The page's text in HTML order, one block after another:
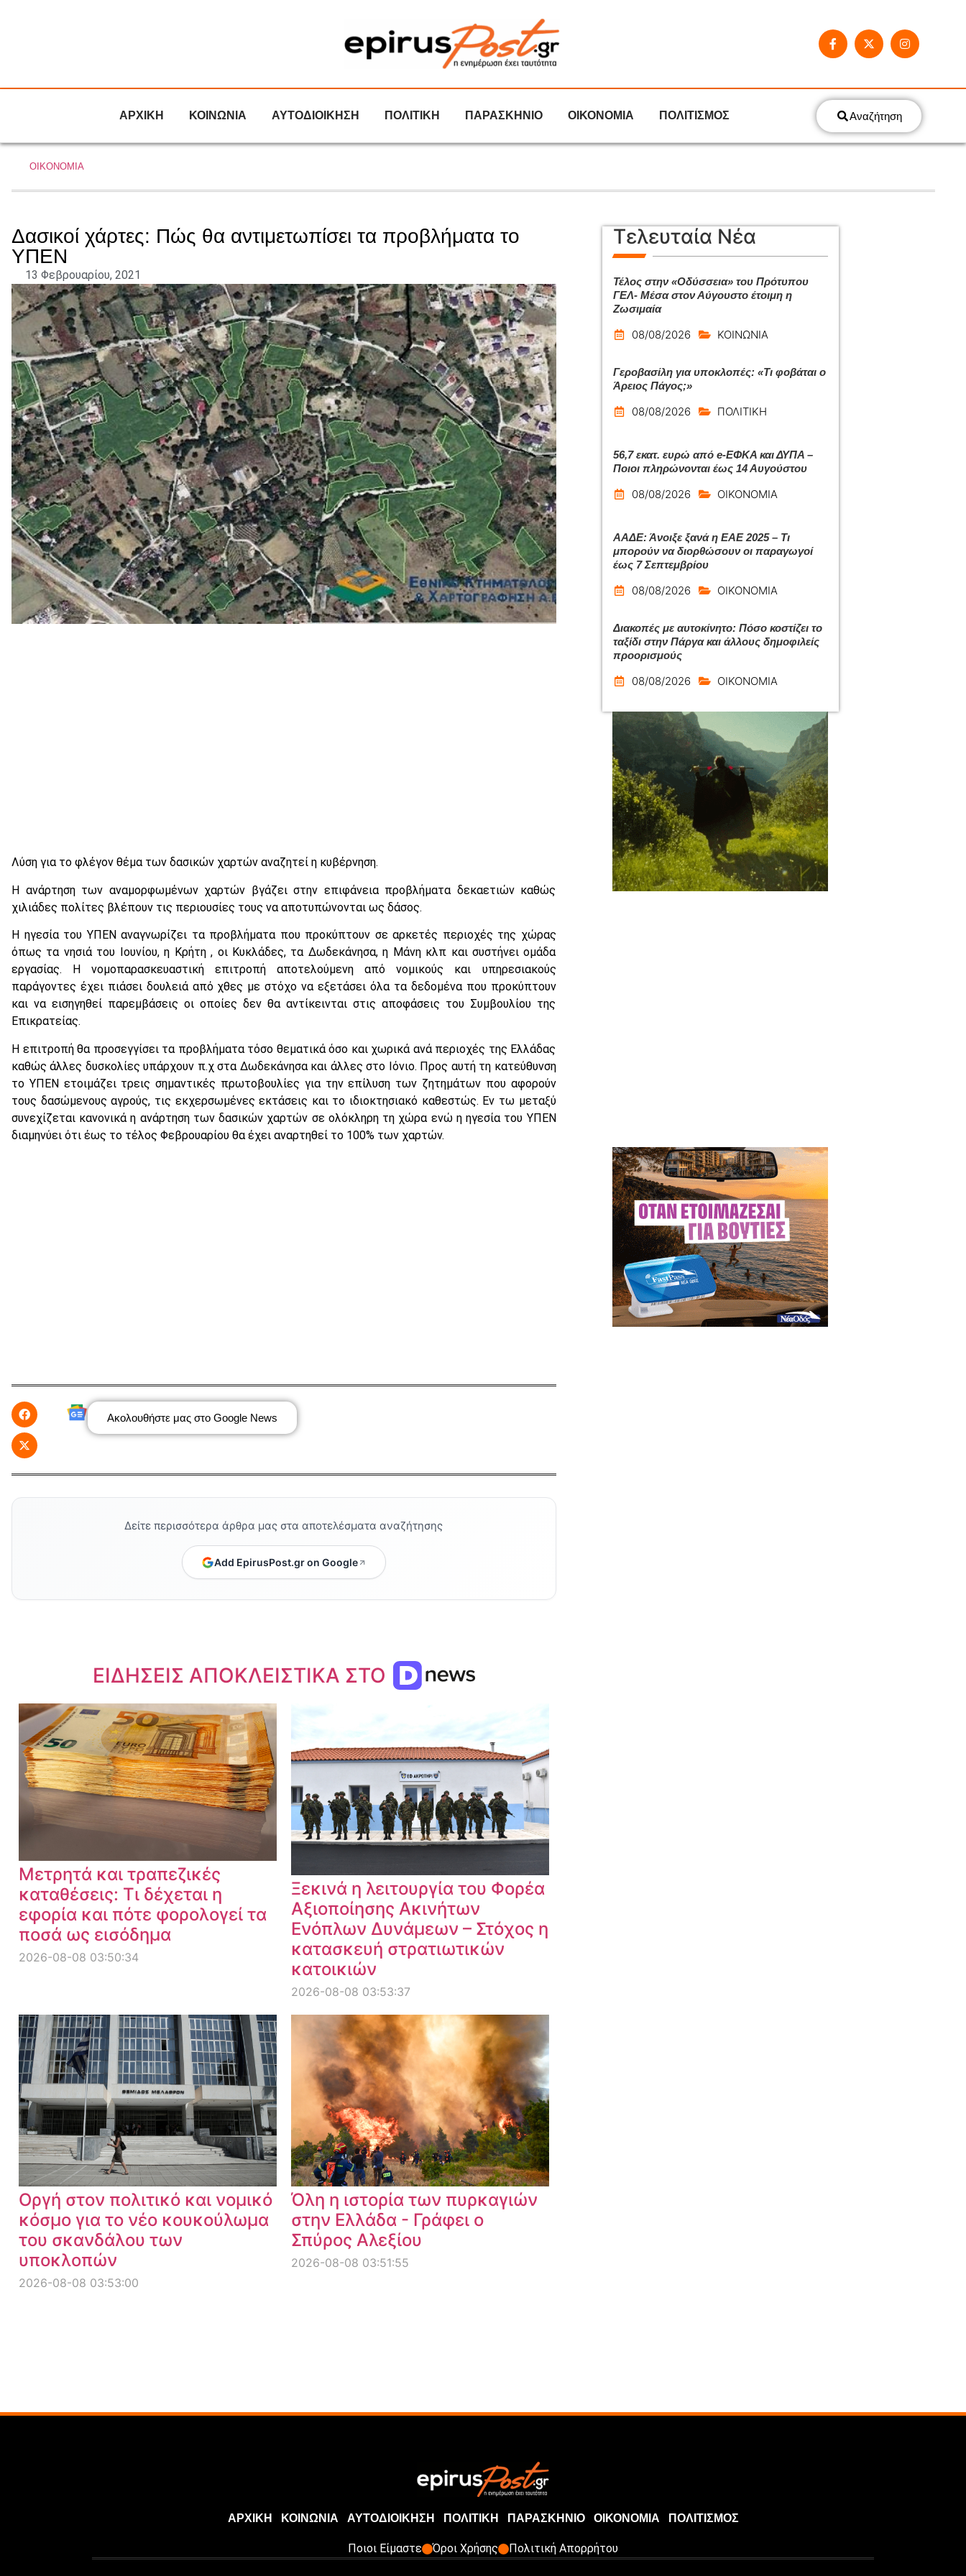
ΑΡΧΙΚΗ ΚΟΙΝΩΝΙΑ ΑΥΤΟΔΙΟΙΚΗΣΗ ΠΟΛΙΤΙΚΗ ΠΑΡΑΣΚΗΝΙΟ ΟΙΚΟΝΟΜΙΑ ΠΟΛΙΤΙΣΜΟΣ Αναζήτηση
ΟΙΚΟΝΟΜΙΑ
Δασικοί χάρτες: Πώς θα αντιμετωπίσει τα προβλήματα το
ΥΠΕΝ
13 Φεβρουαρίου, 2021
Λύση για το φλέγον θέμα των δασικών χαρτών αναζητεί η κυβέρνηση.
Η ανάρτηση των αναμορφωμένων χαρτών βγάζει στην επιφάνεια προβλήματα δεκαετιών καθώς
χιλιάδες πολίτες βλέπουν τις περιουσίες τους να αποτυπώνονται ως δάσος.
Η ηγεσία του ΥΠΕΝ αναγνωρίζει τα προβλήματα που προκύπτουν σε αρκετές περιοχές της χώρας
όπως τα νησιά του Ιουνίου, η Κρήτη , οι Κυκλάδες, τα Δωδεκάνησα, η Μάνη κλπ και συστήνει ομάδα
εργασίας. Η νομοπαρασκευαστική επιτροπή αποτελούμενη από νομικούς και υπηρεσιακούς
παράγοντες έχει πιάσει δουλειά από χθες με στόχο να εξετάσει όλα τα δεδομένα που προκύπτουν
και να εισηγηθεί παρεμβάσεις οι οποίες δεν θα αντίκεινται στις αποφάσεις του Συμβουλίου της
Επικρατείας.
Η επιτροπή θα προσεγγίσει τα προβλήματα τόσο θεματικά όσο και χωρικά ανά περιοχές της Ελλάδας
καθώς άλλες δυσκολίες υπάρχουν π.χ στα Δωδεκάνησα και άλλες στο Ιόνιο. Προς αυτή τη κατεύθυνση
το ΥΠΕΝ ετοιμάζει τρεις σημαντικές πρωτοβουλίες για την επίλυση των ζητημάτων που αφορούν
τους δασώμενους αγρούς, τις εκχερσωμένες εκτάσεις και το ιδιοκτησιακό καθεστώς. Εν τω μεταξύ
συνεχίζεται κανονικά η ανάρτηση των δασικών χαρτών σε ολόκληρη τη χώρα ενώ η ηγεσία του ΥΠΕΝ
διαμηνύει ότι έως το τέλος Φεβρουαρίου θα έχει αναρτηθεί το 100% των χαρτών.
Ακολουθήστε μας στο Google News
Δείτε περισσότερα άρθρα μας στα αποτελέσματα αναζήτησης
Add EpirusPost.gr on Google
ΕΙΔΗΣΕΙΣ ΑΠΟΚΛΕΙΣΤΙΚΑ ΣΤΟ
Dnews.gr
Μετρητά και τραπεζικές
καταθέσεις: Τι δέχεται η
εφορία και πότε φορολογεί τα
ποσά ως εισόδημα
2026-08-08 03:50:34
Ξεκινά η λειτουργία του Φορέα
Αξιοποίησης Ακινήτων
Ενόπλων Δυνάμεων – Στόχος η
κατασκευή στρατιωτικών
κατοικιών
2026-08-08 03:53:37
Οργή στον πολιτικό και νομικό
κόσμο για το νέο κουκούλωμα
του σκανδάλου των
υποκλοπών
2026-08-08 03:53:00
Όλη η ιστορία των πυρκαγιών
στην Ελλάδα - Γράφει ο
Σπύρος Αλεξίου
2026-08-08 03:51:55
Τελευταία Νέα
Τέλος στην «Οδύσσεια» του Πρότυπου
ΓΕΛ- Μέσα στον Αύγουστο έτοιμη η
Ζωσιμαία
08/08/2026 ΚΟΙΝΩΝΙΑ
Γεροβασίλη για υποκλοπές: «Τι φοβάται ο
Άρειος Πάγος;»
08/08/2026 ΠΟΛΙΤΙΚΗ
56,7 εκατ. ευρώ από e-ΕΦΚΑ και ΔΥΠΑ –
Ποιοι πληρώνονται έως 14 Αυγούστου
08/08/2026 ΟΙΚΟΝΟΜΙΑ
ΑΑΔΕ: Άνοιξε ξανά η ΕΑΕ 2025 – Τι
μπορούν να διορθώσουν οι παραγωγοί
έως 7 Σεπτεμβρίου
08/08/2026 ΟΙΚΟΝΟΜΙΑ
Διακοπές με αυτοκίνητο: Πόσο κοστίζει το
ταξίδι στην Πάργα και άλλους δημοφιλείς
προορισμούς
08/08/2026 ΟΙΚΟΝΟΜΙΑ
ΑΡΧΙΚΗ ΚΟΙΝΩΝΙΑ ΑΥΤΟΔΙΟΙΚΗΣΗ ΠΟΛΙΤΙΚΗ ΠΑΡΑΣΚΗΝΙΟ ΟΙΚΟΝΟΜΙΑ ΠΟΛΙΤΙΣΜΟΣ
Ποιοι Είμαστε Όροι Χρήσης Πολιτική Απορρήτου